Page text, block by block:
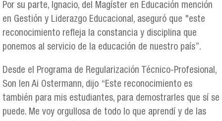
Por su parte, Ignacio, del Magíster en Educación mención
en Gestión y Liderazgo Educacional, aseguró que "este
reconocimiento refleja la constancia y disciplina que
ponemos al servicio de la educación de nuestro país”.
Desde el Programa de Regularización Técnico-Profesional,
Son Ien Ai Ostermann, dijo “Este reconocimiento es
también para mis estudiantes, para demostrarles que sí se
puede. Me voy orgullosa de todo lo que aprendí y de las